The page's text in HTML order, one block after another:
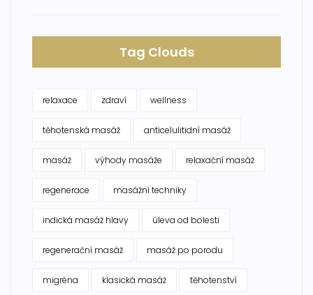
Tag Clouds
relaxace zdraví wellness
těhotenská masáž anticelulitidní masáž
masáž výhody masáže relaxační masáž
regenerace masážní techniky
indická masáž hlavy úleva od bolesti
regenerační masáž masáž po porodu
migréna klasická masáž těhotenství